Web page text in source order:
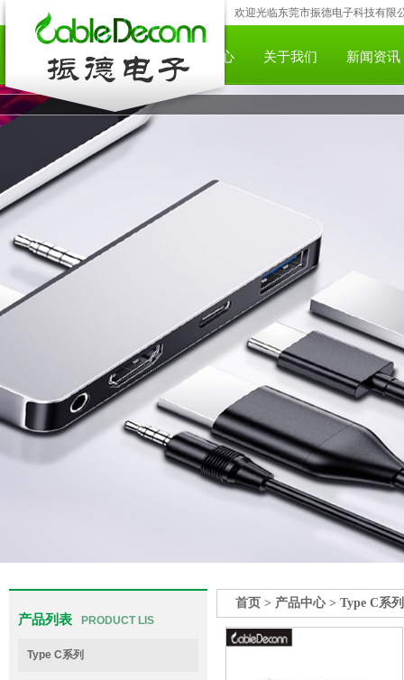
欢迎光临东莞市振德电子科技有限
网站首页 产品中心 下载中心 关于我们 新闻资讯
产品列表 PRODUCT LIS
Type C系列
首页 > 产品中心> Type C系列